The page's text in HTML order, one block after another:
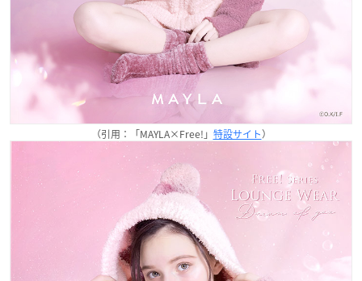
（引用：「MAYLA×Free!」 特設サイト）